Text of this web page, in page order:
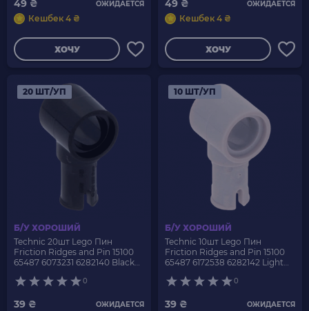
49 ₴ ОЖИДАЕТСЯ
Кешбек 4 ₴
ХОЧУ
49 ₴ ОЖИДАЕТСЯ
Кешбек 4 ₴
ХОЧУ
20 ШТ/УП
Б/У ХОРОШИЙ
Technic 20шт Lego Пин
Friction Ridges and Pin 15100
65487 6073231 6282140 Black
0
39 ₴ ОЖИДАЕТСЯ
10 ШТ/УП
Б/У ХОРОШИЙ
Technic 10шт Lego Пин
Friction Ridges and Pin 15100
65487 6172538 6282142 Light
0
39 ₴ ОЖИДАЕТСЯ